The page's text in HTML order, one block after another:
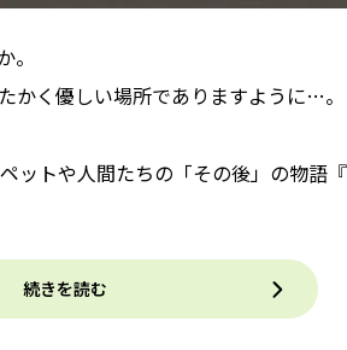
かく優しい場所でありますように…。
ットや人間たちの「その後」の物語
続きを読む